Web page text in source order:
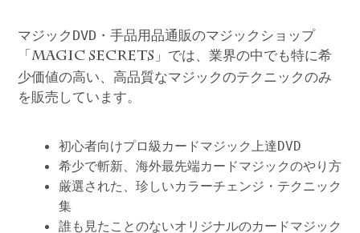
マジックDVD・手品用品通販のマジックショップ
「 MAGIC SECRETS 」では、業界の中でも特に希
少価値の高い、高品質なマジックのテクニックのみ
を販売しています。
初心者向けプロ級カードマジック上達DVD
希少で斬新、海外最先端カードマジックのやり方
厳選された、珍しいカラーチェンジ・テクニック
集
誰も見たことのないオリジナルのカードマジック